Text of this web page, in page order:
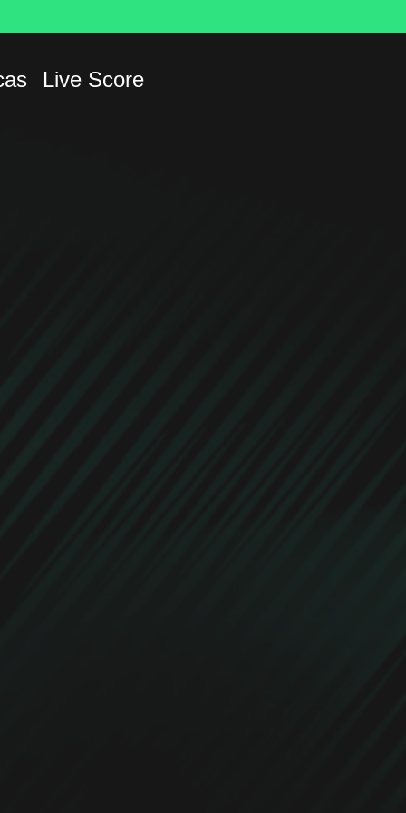
Live Score